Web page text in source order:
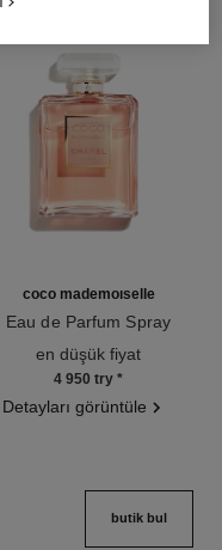
coco mademoiselle
Eau de Parfum Spray
en düşük fiyat
4 950 try *
Detayları görüntüle
butik bul